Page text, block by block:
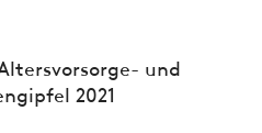
und
2021